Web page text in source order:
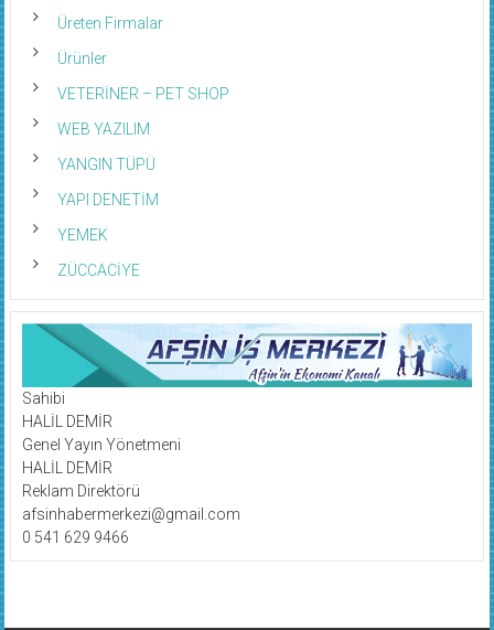
Üreten Firmalar
Ürünler
VETERİNER – PET SHOP
WEB YAZILIM
YANGIN TÜPÜ
YAPI DENETİM
YEMEK
ZÜCCACİYE
Sahibi
HALİL DEMİR
Genel Yayın Yönetmeni
HALİL DEMİR
Reklam Direktörü
afsinhabermerkezi@gmail.com
0 541 629 9466